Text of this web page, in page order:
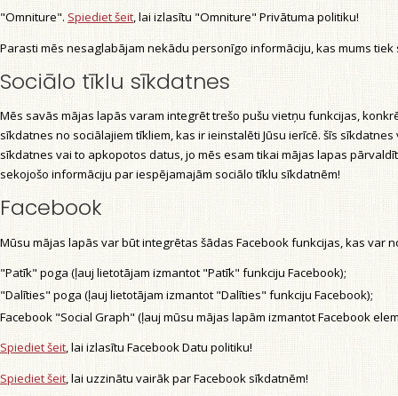
"Omniture". Spiediet šeit , lai izlasītu "Omniture" Privātuma politiku!
Parasti mēs nesaglabājam nekādu personīgo informāciju, kas mums
Sociālo tīklu sīkdatnes
Mēs savās mājas lapās varam integrēt trešo pušu vietņu funkcijas,
sīkdatnes no sociālajiem tīkliem, kas ir ieinstalēti Jūsu ierīcē. šīs
sīkdatnes vai to apkopotos datus, jo mēs esam tikai mājas lapas
sekojošo informāciju par iespējamajām sociālo tīklu sīkdatnēm!
Facebook
Mūsu mājas lapās var būt integrētas šādas Facebook funkcijas, kas var
"Patīk" poga (ļauj lietotājam izmantot "Patīk" funkciju Facebook);
"Dalīties" poga (ļauj lietotājam izmantot "Dalīties" funkciju Facebook);
Facebook "Social Graph" (ļauj mūsu mājas lapām izmantot Facebook
Spiediet šeit, lai izlasītu Facebook Datu politiku!
Spiediet šeit, lai uzzinātu vairāk par Facebook sīkdatnēm!